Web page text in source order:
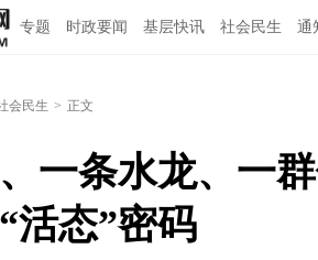
专题 时政要闻 基层快讯 社会民生 通
会民生 > 正文
一条水龙、一
活态”密码